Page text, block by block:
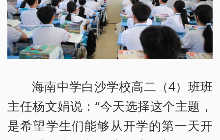
海南中学白沙学校高二（4）班班
主任杨文娟说：“今天选择这个主题，
是希望学生们能够从开学的第一天开